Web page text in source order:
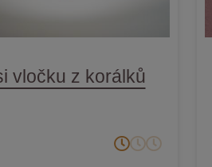
vločku z korálků